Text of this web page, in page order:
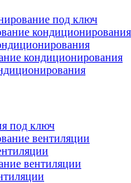
под ключ
кондиционирования
кондиционирования
под ключ
вентиляции
вентиляции